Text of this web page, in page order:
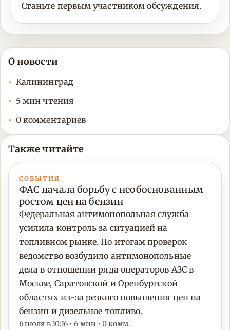
Станьте первым участником обсуждения.
О новости
Калининград
5 мин чтения
0 комментариев
Также читайте
СОБЫТИЯ
ФАС начала борьбу с необоснованным
ростом цен на бензин
Федеральная антимонопольная служба
усилила контроль за ситуацией на
топливном рынке. По итогам проверок
ведомство возбудило антимонопольные
дела в отношении ряда операторов АЗС в
Москве, Саратовской и Оренбургской
областях из-за резкого повышения цен на
бензин и дизельное топливо.
6 июля в 10:16 • 6 мин • 0 комм.